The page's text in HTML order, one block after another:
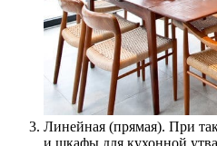
Линейная (прямая). При
и шкафы для кухонной